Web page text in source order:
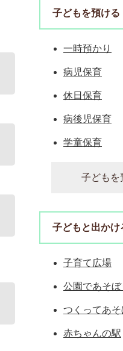
子どもを預ける
一時預かり
病児保育
休日保育
病後児保育
学童保育
子どもを
子どもと出かけ
子育て広場
公園であそぼ
つくってあそ
赤ちゃんの駅